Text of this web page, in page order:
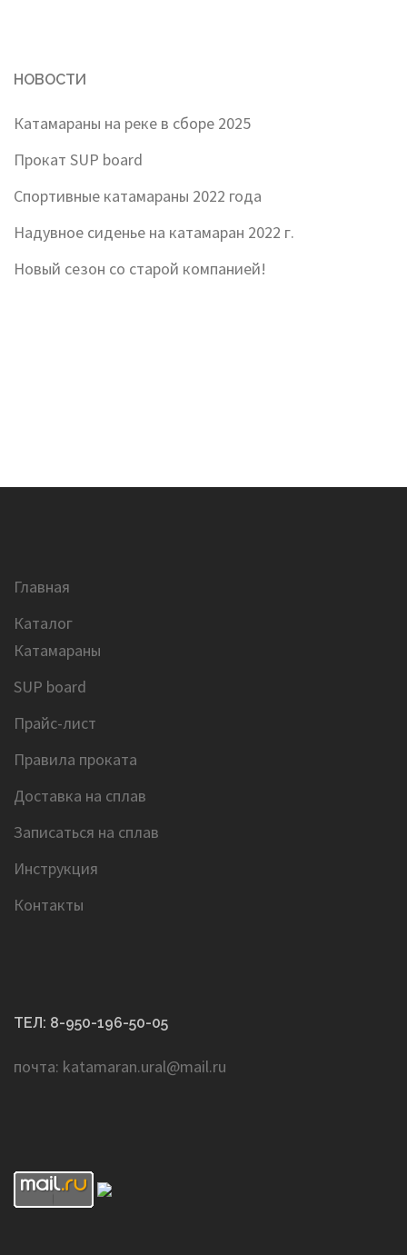
НОВОСТИ
Катамараны на реке в сборе 2025
Прокат SUP board
Спортивные катамараны 2022 года
Надувное сиденье на катамаран 2022 г.
Новый сезон со старой компанией!
Главная
Каталог
Катамараны
SUP board
Прайс-лист
Правила проката
Доставка на сплав
Записаться на сплав
Инструкция
Контакты
ТЕЛ: 8-950-196-50-05
почта: katamaran.ural@mail.ru